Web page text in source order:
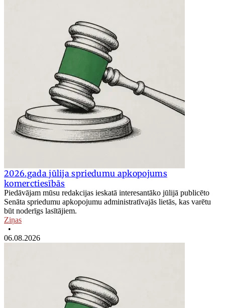
2026.gada jūlija spriedumu apkopojums
komerctiesībās
Piedāvājam mūsu redakcijas ieskatā interesantāko jūlijā publicēto
Senāta spriedumu apkopojumu administratīvajās lietās, kas varētu
būt noderīgs lasītājiem.
Ziņas
•
06.08.2026